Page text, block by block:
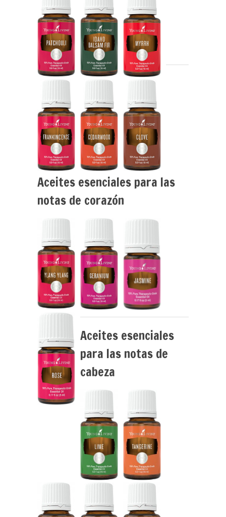
Aceites esenciales para las
notas de corazón
Aceites esenciales
para las notas de
cabeza